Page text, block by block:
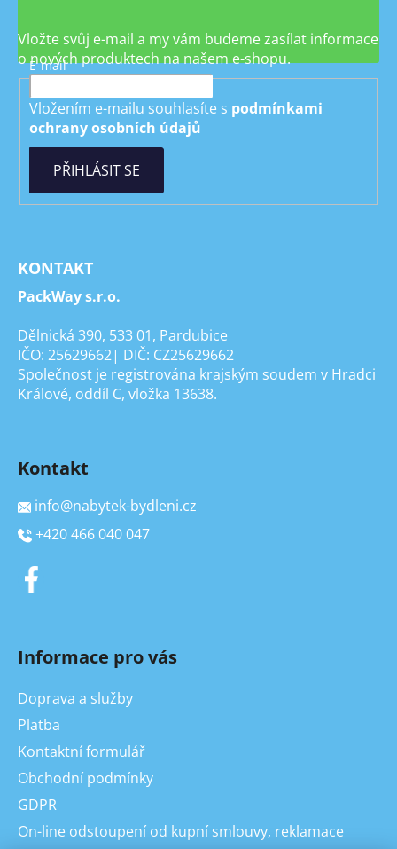
Vložte svůj e-mail a my vám budeme zasílat informace
o nových produktech na našem e-shopu.
E-mail
Vložením e-mailu souhlasíte s podmínkami
ochrany osobních údajů
PŘIHLÁSIT SE
KONTAKT
PackWay s.r.o.
Dělnická 390, 533 01, Pardubice
IČO: 25629662| DIČ: CZ25629662
Společnost je registrována krajským soudem v Hradci
Králové, oddíl C, vložka 13638.
Kontakt
info@nabytek-bydleni.cz
+420 466 040 047
Informace pro vás
Doprava a služby
Platba
Kontaktní formulář
Obchodní podmínky
GDPR
On-line odstoupení od kupní smlouvy, reklamace